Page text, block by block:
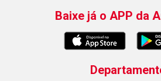
Baixe já o APP da